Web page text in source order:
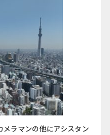
ラマンの他にアシスタン